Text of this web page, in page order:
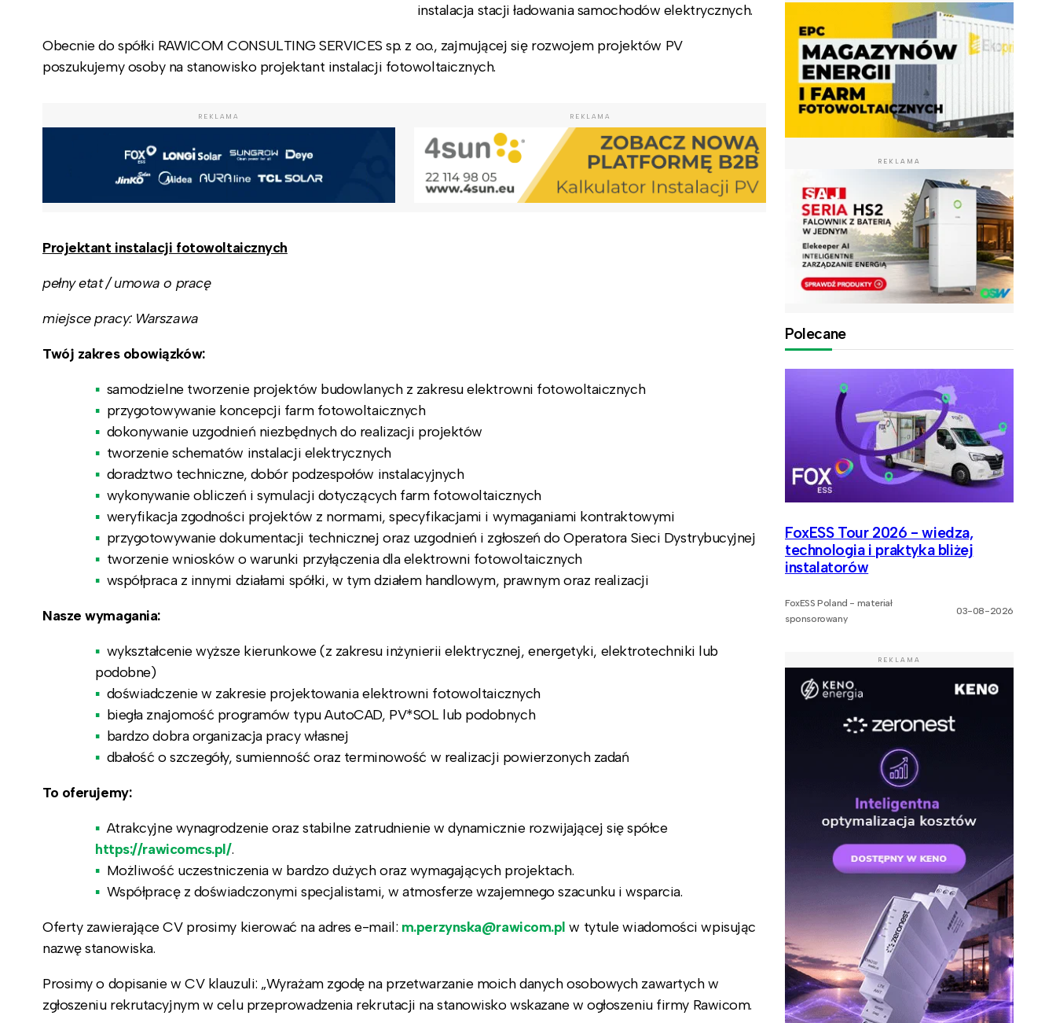
instalacja stacji ładowania samochodów elektrycznych.
Obecnie do spółki RAWICOM CONSULTING SERVICES sp. z o.o., zajmującej się rozwojem projektów PV
poszukujemy osoby na stanowisko projektant instalacji fotowoltaicznych.
REKLAMA REKLAMA
Projektant instalacji fotowoltaicznych
pełny etat / umowa o pracę
miejsce pracy: Warszawa
Twój zakres obowiązków:
samodzielne tworzenie projektów budowlanych z zakresu elektrowni fotowoltaicznych
przygotowywanie koncepcji farm fotowoltaicznych
dokonywanie uzgodnień niezbędnych do realizacji projektów
tworzenie schematów instalacji elektrycznych
doradztwo techniczne, dobór podzespołów instalacyjnych
wykonywanie obliczeń i symulacji dotyczących farm fotowoltaicznych
weryfikacja zgodności projektów z normami, specyfikacjami i wymaganiami kontraktowymi
przygotowywanie dokumentacji technicznej oraz uzgodnień i zgłoszeń do Operatora Sieci Dystrybucyjnej
tworzenie wniosków o warunki przyłączenia dla elektrowni fotowoltaicznych
współpraca z innymi działami spółki, w tym działem handlowym, prawnym oraz realizacji
Nasze wymagania:
wykształcenie wyższe kierunkowe (z zakresu inżynierii elektrycznej, energetyki, elektrotechniki lub
podobne)
doświadczenie w zakresie projektowania elektrowni fotowoltaicznych
biegła znajomość programów typu AutoCAD, PV*SOL lub podobnych
bardzo dobra organizacja pracy własnej
dbałość o szczegóły, sumienność oraz terminowość w realizacji powierzonych zadań
To oferujemy:
Atrakcyjne wynagrodzenie oraz stabilne zatrudnienie w dynamicznie rozwijającej się spółce
https://rawicomcs.pl/.
Możliwość uczestniczenia w bardzo dużych oraz wymagających projektach.
Współpracę z doświadczonymi specjalistami, w atmosferze wzajemnego szacunku i wsparcia.
Oferty zawierające CV prosimy kierować na adres e-mail: m.perzynska@rawicom.pl w tytule wiadomości wpisując
nazwę stanowiska.
Prosimy o dopisanie w CV klauzuli: „Wyrażam zgodę na przetwarzanie moich danych osobowych zawartych w
zgłoszeniu rekrutacyjnym w celu przeprowadzenia rekrutacji na stanowisko wskazane w ogłoszeniu firmy Rawicom.
REKLAMA
Polecane
FoxESS Tour 2026 - wiedza,
technologia i praktyka bliżej
instalatorów
FoxESS Poland - materiał
sponsorowany
03-08-2026
REKLAMA